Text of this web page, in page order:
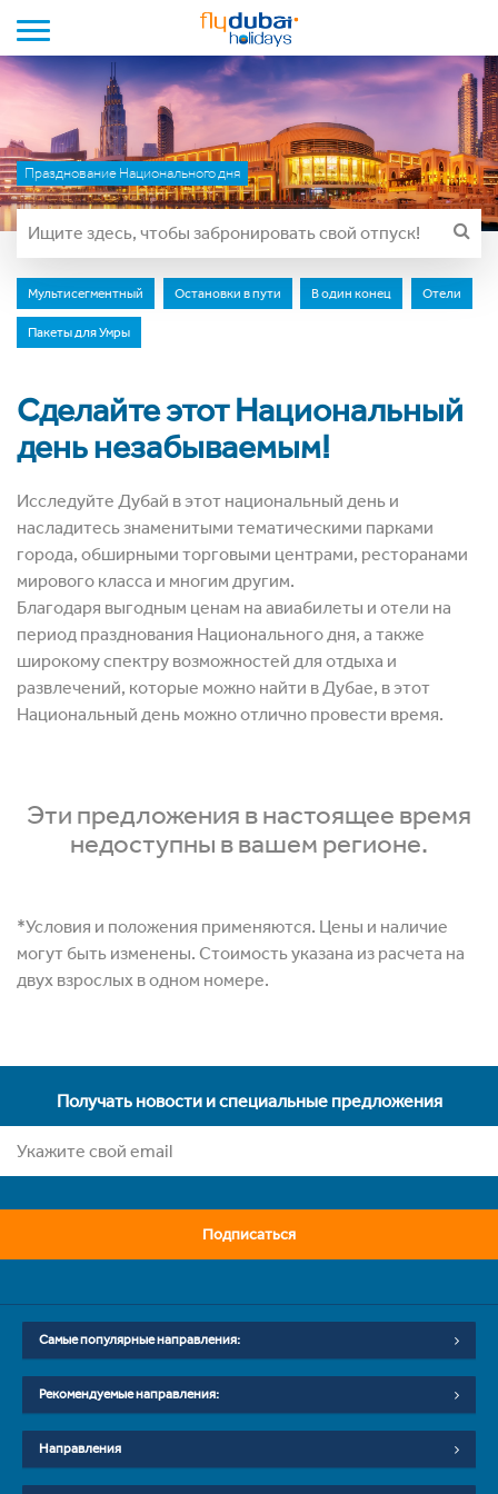
Празднование Национального дня
Мультисегментный Остановки в пути В один конец Отели
Пакеты для Умры
Сделайте этот Национальный
день незабываемым!
Исследуйте Дубай в этот национальный день и
насладитесь знаменитыми тематическими парками
города, обширными торговыми центрами, ресторанами
мирового класса и многим другим.
Благодаря выгодным ценам на авиабилеты и отели на
период празднования Национального дня, а также
широкому спектру возможностей для отдыха и
развлечений, которые можно найти в Дубае, в этот
Национальный день можно отлично провести время.
Эти предложения в настоящее время
недоступны в вашем регионе.
*Условия и положения применяются. Цены и наличие
могут быть изменены. Стоимость указана из расчета на
двух взрослых в одном номере.
Получать новости и специальные предложения
Подписаться
Самые популярные направления:
Рекомендуемые направления:
Направления